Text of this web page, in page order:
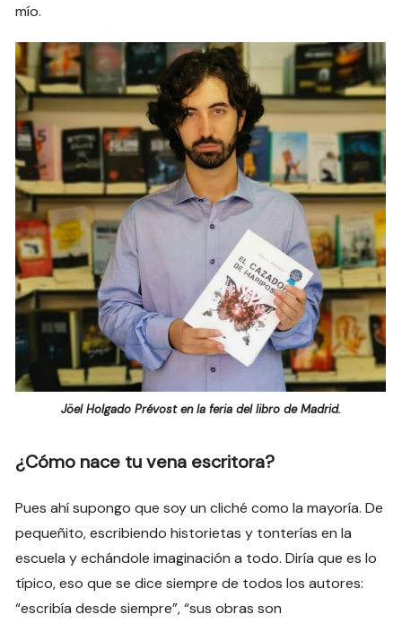
mío.
Jöel Holgado Prévost en la feria del libro de Madrid.
¿Cómo nace tu vena escritora?
Pues ahí supongo que soy un cliché como la mayoría. De
pequeñito, escribiendo historietas y tonterías en la
escuela y echándole imaginación a todo. Diría que es lo
típico, eso que se dice siempre de todos los autores:
“escribía desde siempre”, “sus obras son